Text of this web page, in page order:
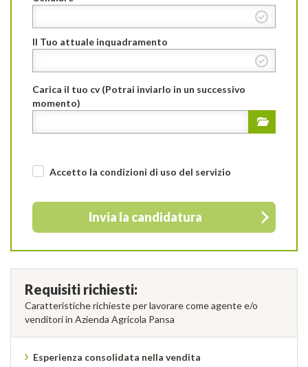
Il Tuo attuale inquadramento
Carica il tuo cv (Potrai inviarlo in un successivo
momento)
Accetto la condizioni di uso del servizio
Invia la candidatura
Requisiti richiesti:
Caratteristiche richieste per lavorare come agente e/o
venditori in Azienda Agricola Pansa
Esperienza consolidata nella vendita